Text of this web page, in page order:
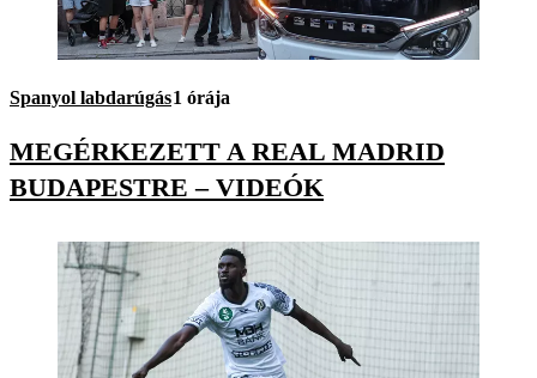
Spanyol labdarúgás1 órája
MEGÉRKEZETT A REAL MADRID
BUDAPESTRE – VIDEÓK